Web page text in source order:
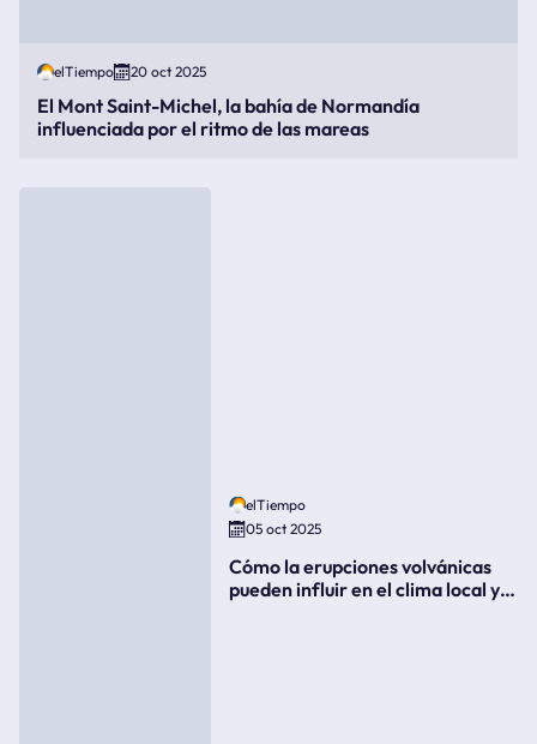
elTiempo 20 oct 2025
El Mont Saint-Michel, la bahía de Normandía
influenciada por el ritmo de las mareas
elTiempo
05 oct 2025
Cómo la erupciones volvánicas
pueden influir en el clima local y